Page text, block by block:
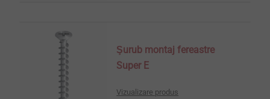
Şurub montaj fereastre
Super E
Vizualizare produs